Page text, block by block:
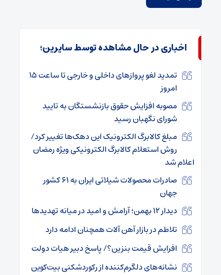
اخباری در حال مشاهده توسط سایرین؛
تمدید لغو پروازهای داخلی و خارجی تا ساعت ۱۵
امروز
مصوبه افزایش حقوق بازنشستگان به تایید
شورای نگهبان رسید
مبلغ کالابرگ الکترونیک این دهک‌ها تغییر کرد/
روش استعلام کالابرگ الکترونیکی ویژه رمضان
اعلام شد
صادرات محصولات شیلاتی ایران به ۶۱ کشور
جهان
دیدار ۱۲ بهمن؛ آرامش و امید در میانه تهدیدها
تلاطم در بازار آهن‌ آلات همچنان ادامه دارد
افرایش قیمت بنزین؟/ پاسخ دبیر هیات دولت
نشانه‌های دلگرم‌کننده از رکوردشکنی بیت‌کوین